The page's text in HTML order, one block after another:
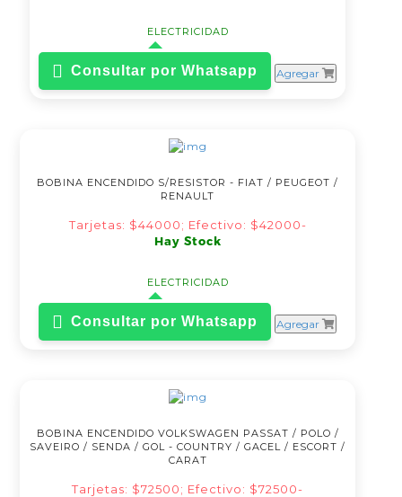
ELECTRICIDAD
Consultar por Whatsapp Agregar
BOBINA ENCENDIDO S/RESISTOR - FIAT / PEUGEOT /
RENAULT
Tarjetas: $44000; Efectivo: $42000-
Hay Stock
ELECTRICIDAD
Consultar por Whatsapp Agregar
BOBINA ENCENDIDO VOLKSWAGEN PASSAT / POLO /
SAVEIRO / SENDA / GOL - COUNTRY / GACEL / ESCORT /
CARAT
Tarjetas: $72500; Efectivo: $72500-